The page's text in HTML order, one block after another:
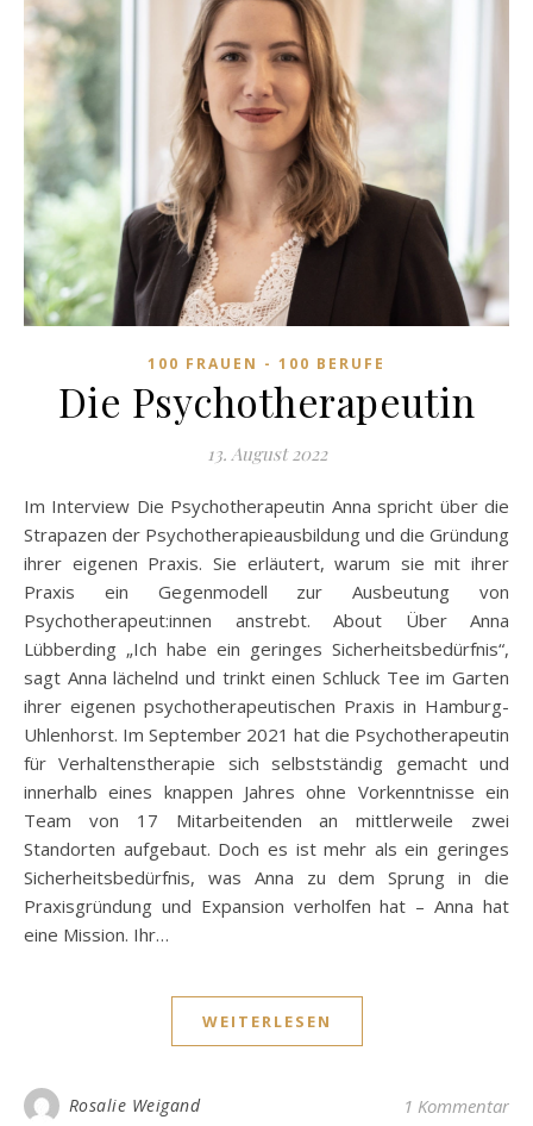
100 FRAUEN - 100 BERUFE
Die Psychotherapeutin
13. August 2022
Im Interview Die Psychotherapeutin Anna spricht über die
Strapazen der Psychotherapieausbildung und die Gründung
ihrer eigenen Praxis. Sie erläutert, warum sie mit ihrer
Praxis ein Gegenmodell zur Ausbeutung von
Psychotherapeut:innen anstrebt. About Über Anna
Lübberding „Ich habe ein geringes Sicherheitsbedürfnis“,
sagt Anna lächelnd und trinkt einen Schluck Tee im Garten
ihrer eigenen psychotherapeutischen Praxis in Hamburg-
Uhlenhorst. Im September 2021 hat die Psychotherapeutin
für Verhaltenstherapie sich selbstständig gemacht und
innerhalb eines knappen Jahres ohne Vorkenntnisse ein
Team von 17 Mitarbeitenden an mittlerweile zwei
Standorten aufgebaut. Doch es ist mehr als ein geringes
Sicherheitsbedürfnis, was Anna zu dem Sprung in die
Praxisgründung und Expansion verholfen hat – Anna hat
eine Mission. Ihr…
WEITERLESEN
Rosalie Weigand 1 Kommentar